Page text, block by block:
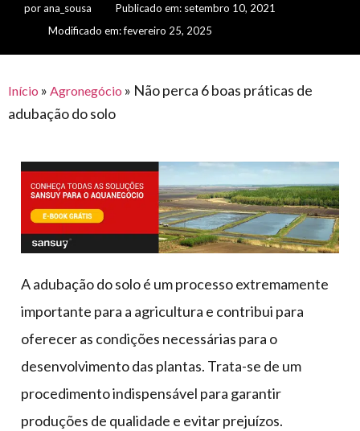
materiais
gratuitos
eventos
soluções
para
agronegócio
toldos
comunicação
visual
construção
civil
mercado
automotivo
móveis,
calçados,
epi's
multiúso
Transporte
e logística
armazenagem
lonas
de
caminhoneiro
porana_sousa Publicado em: setembro 10, 2021
Modificado em: fevereiro 25, 2025
Início » Agronegócio » Não perca 6 boas práticas de
adubação do solo
A adubação do solo é um processo extremamente
importante para a agricultura e contribui para
oferecer as condições necessárias para o
desenvolvimento das plantas. Trata-se de um
procedimento indispensável para garantir
produções de qualidade e evitar prejuízos.